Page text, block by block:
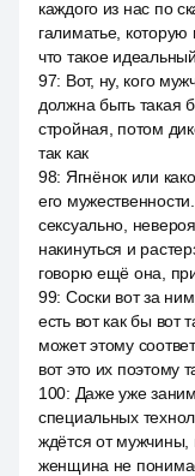
каждого из нас по
галиматье, которую
что такое
97: Вот, ну, кого
должна быть такая
стройная, потом
так как
98: Ягнёнок или
его
сексуально,
накинуться и
говорю ещё она,
99: Соски вот за
есть вот как бы
может этому
вот это их поэтому
100: Даже уже
специальных
ждётся от мужчины,
женщина не